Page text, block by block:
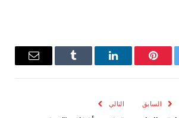
بينتيريستلينكدإن Tumblr
البريد
السابق التالي